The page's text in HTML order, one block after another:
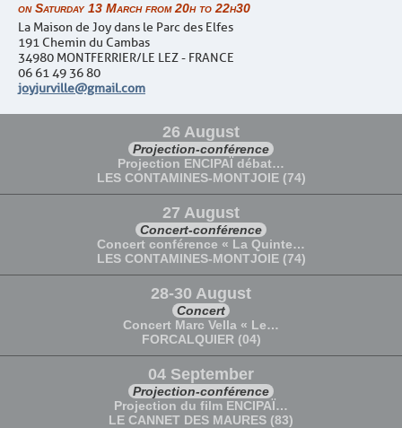
on Saturday 13 March from 20h to 22h30
La Maison de Joy dans le Parc des Elfes
191 Chemin du Cambas
34980 MONTFERRIER/LE LEZ - FRANCE
06 61 49 36 80
joyjurville@gmail.com
26 August
Projection-conférence
Projection ENCIPAÏ débat…
LES CONTAMINES-MONTJOIE (74)
27 August
Concert-conférence
Concert conférence « La Quinte…
LES CONTAMINES-MONTJOIE (74)
28-30 August
Concert
Concert Marc Vella « Le…
FORCALQUIER (04)
04 September
Projection-conférence
Projection du film ENCIPAÏ…
LE CANNET DES MAURES (83)